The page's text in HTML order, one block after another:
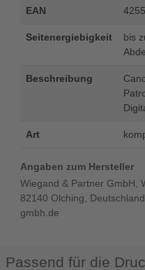
EAN
Seitenergiebigkeit
bis
Beschreibung
Art
Angaben zum Hersteller
Wiegand & Partner GmbH,
82140 Olching,
gmbh.de
Passend für die